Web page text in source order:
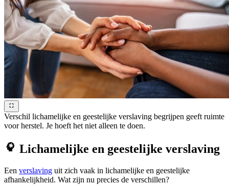
Verschil lichamelijke en geestelijke verslaving begrijpen geeft ruimte
voor herstel. Je hoeft het niet alleen te doen.
Lichamelijke en geestelijke verslaving
Een verslaving uit zich vaak in lichamelijke en geestelijke
afhankelijkheid. Wat zijn nu precies de verschillen?